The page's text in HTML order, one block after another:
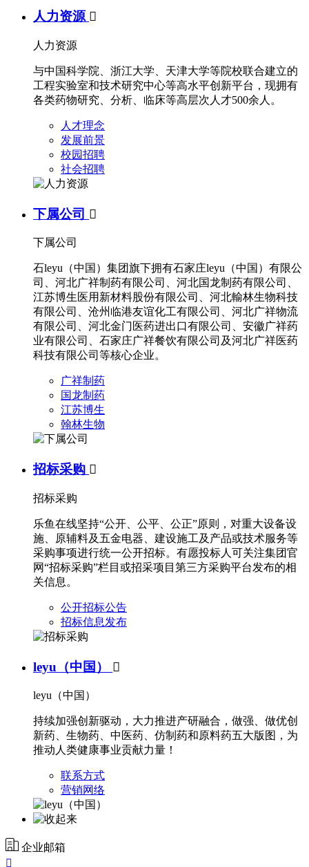
人力资源 
人力资源
与中国科学院、浙江大学、天津大学等院校联合建立的
工程实验室和技术研究中心等高水平创新平台，现拥有
各类药物研究、分析、临床等高层次人才500余人。
人才理念
发展前景
校园招聘
社会招聘
下属公司 
下属公司
石leyu（中国）集团旗下拥有石家庄leyu（中国）有限公
司、河北广祥制药有限公司、河北国龙制药有限公司、
江苏博生医用新材料股份有限公司、河北輸林生物科技
有限公司、沧州临港友谊化工有限公司、河北广祥物流
有限公司、河北金门医药进出口有限公司、安徽广祥药
业有限公司、石家庄广祥餐饮有限公司及河北广祥医药
科技有限公司等核心企业。
广祥制药
国龙制药
江苏博生
翰林生物
招标采购 
招标采购
乐鱼在线坚持“公开、公平、公正”原则，对重大设备设
施、原辅料及五金电器、建设施工及产品或技术服务等
采购事项进行统一公开招标。有愿投标人可关注集团官
网“招标采购”栏目或招采项目第三方采购平台发布的相
关信息。
公开招标公告
招标信息发布
leyu（中国） 
leyu（中国）
持续加强创新驱动，大力推进产研融合，做强、做优创
新药、生物药、中医药、仿制药和原料药五大版图，为
推动人类健康事业贡献力量！
联系方式
营销网络
企业邮箱
